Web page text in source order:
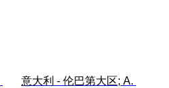
意大利 - 伦巴第大区; A.